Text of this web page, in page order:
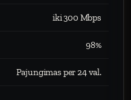
iki 300 Mbps
98%
Pajungimas per 24 val.